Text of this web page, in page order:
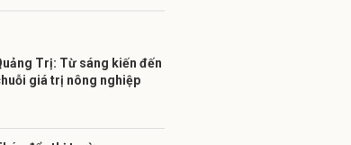
Trị: Từ sáng kiến đến
giá trị nông nghiệp